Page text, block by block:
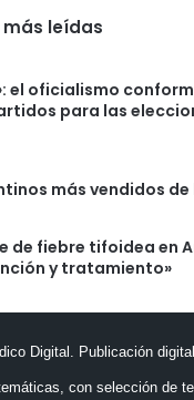
leídas
el oficialismo
para las
más vendidos
de fiebre tifoidea en
y tratamiento»
Digital. Publicación
con selección de